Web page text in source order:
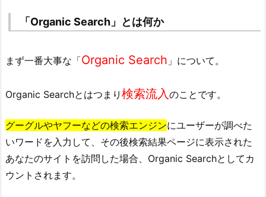
「Organic Search」とは何か
まず一番大事な「Organic Search 」について。
Organic Searchとはつまり 検索流入のことです。
グーグルやヤフーなどの検索エンジンにユーザーが調べた
いワードを入力して、その後検索結果ページに表示された
あなたのサイトを訪問した場合、Organic Searchとしてカ
ウントされます。